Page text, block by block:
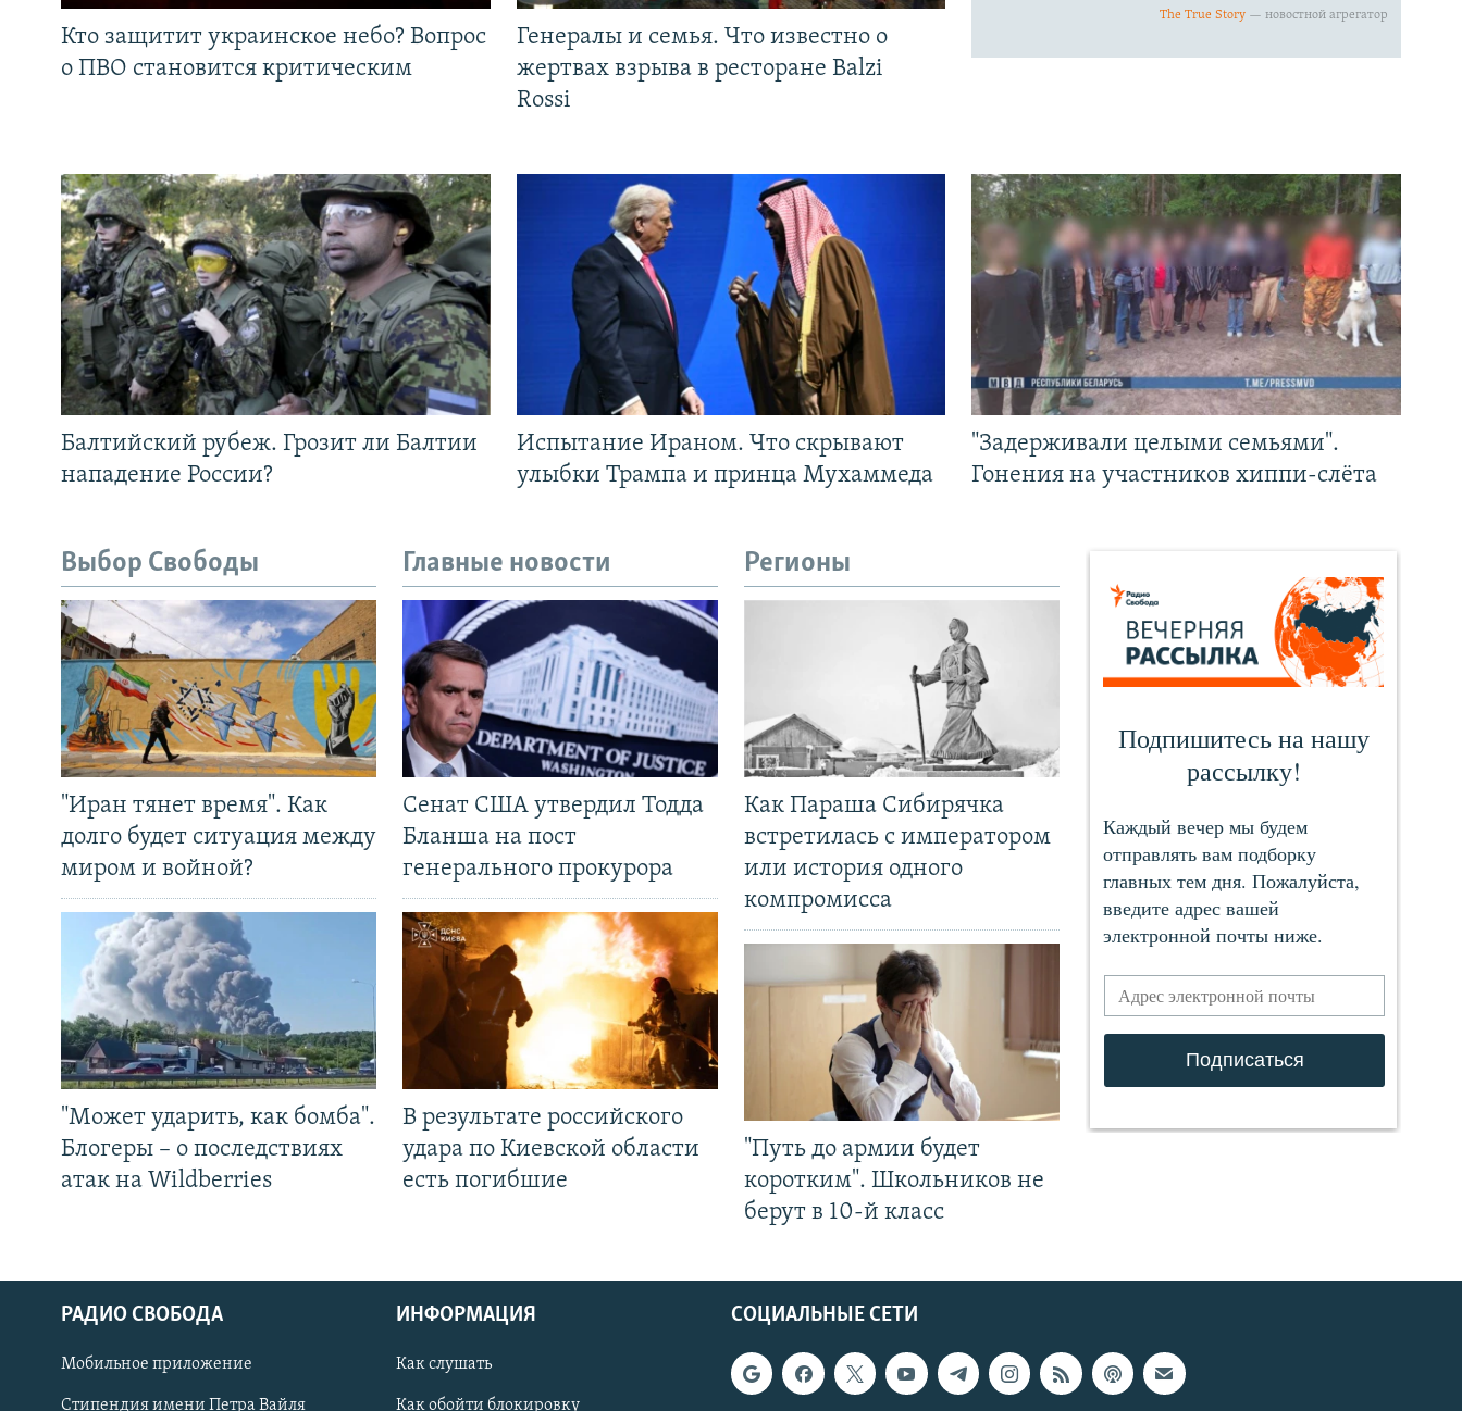
СОЦИАЛЬНЫЕ СЕТИ
Кто защитит украинское небо? Вопрос
о ПВО становится критическим
Генералы и семья. Что известно о
жертвах взрыва в ресторане Balzi
Rossi
Балтийский рубеж. Грозит ли Балтии
нападение России?
Испытание Ираном. Что скрывают
улыбки Трампа и принца Мухаммеда
"Задерживали целыми семьями".
Гонения на участников хиппи-слёта
Выбор Свободы
"Иран тянет время". Как
долго будет ситуация между
миром и войной?
"Может ударить, как бомба".
Блогеры – о последствиях
атак на Wildberries
Главные новости
Сенат США утвердил Тодда
Бланша на пост
генерального прокурора
В результате российского
удара по Киевской области
есть погибшие
Регионы
Как Параша Сибирячка
встретилась с императором
или история одного
компромисса
"Путь до армии будет
коротким". Школьников не
берут в 10-й класс
СОЦИАЛЬНЫЕ СЕТИ
РАДИО СВОБОДА
Мобильное приложение
Стипендия имени Петра Вайля
ИНФОРМАЦИЯ
Как слушать
Как обойти блокировку